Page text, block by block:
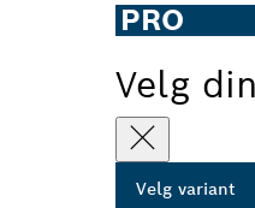
PRO
Velg
Velg variant